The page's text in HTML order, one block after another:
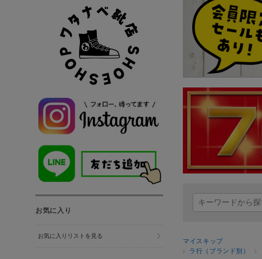
マイスキップ
ラ行（ブランド別）
お気に入り
お気に入りリストを見る